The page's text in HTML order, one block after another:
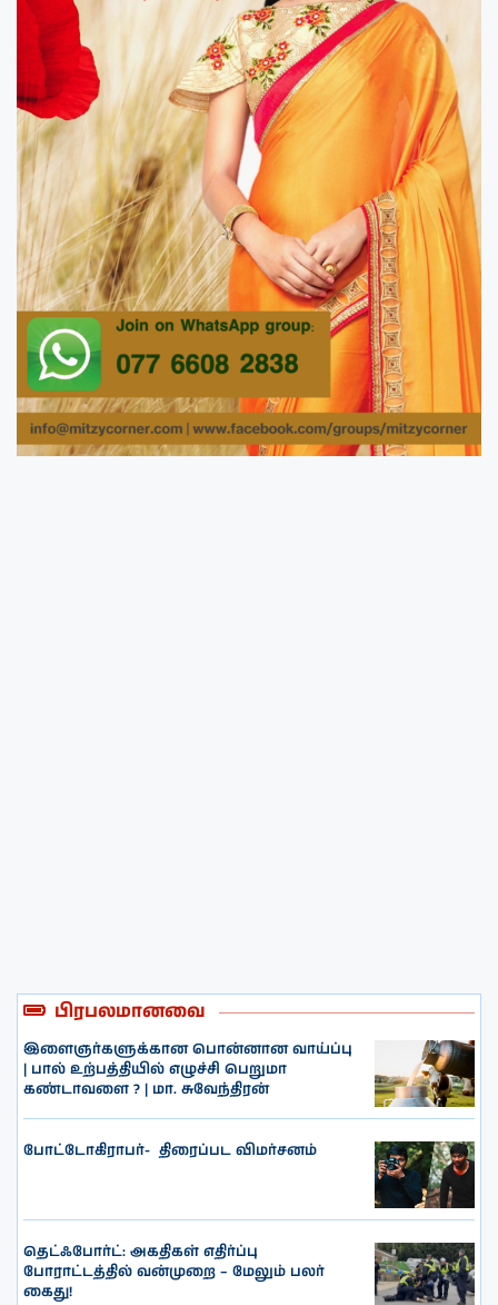
பிரபலமானவை
இளைஞர்களுக்கான பொன்னான வாய்ப்பு
| பால் உற்பத்தியில் எழுச்சி பெறுமா
கண்டாவளை ? | மா. சுவேந்திரன்
போட்டோகிராபர்- ‌ திரைப்பட விமர்சனம்
தெட்ஃபோர்ட்: அகதிகள் எதிர்ப்பு
போராட்டத்தில் வன்முறை – மேலும் பலர்
கைது!